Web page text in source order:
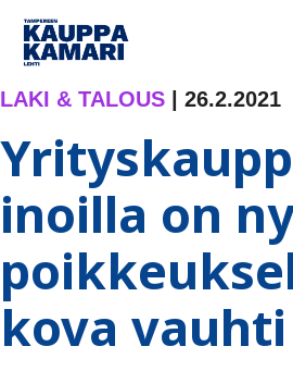
Siirry
sisältöön
LAKI & TALOUS 26.2.2021
inoilla on
kova vauhti